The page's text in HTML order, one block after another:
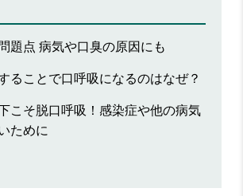
題点 病気や口臭の原因にも
ることで口呼吸になるのはなぜ？
こそ脱口呼吸！感染症や他の病気
ために